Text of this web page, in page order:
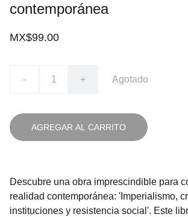
contemporánea
MX$99.00
- + Agotado
AGREGAR AL CARRITO
Descubre una obra imprescindible para
realidad contemporánea: 'Imperialismo,
instituciones y resistencia social'. Este